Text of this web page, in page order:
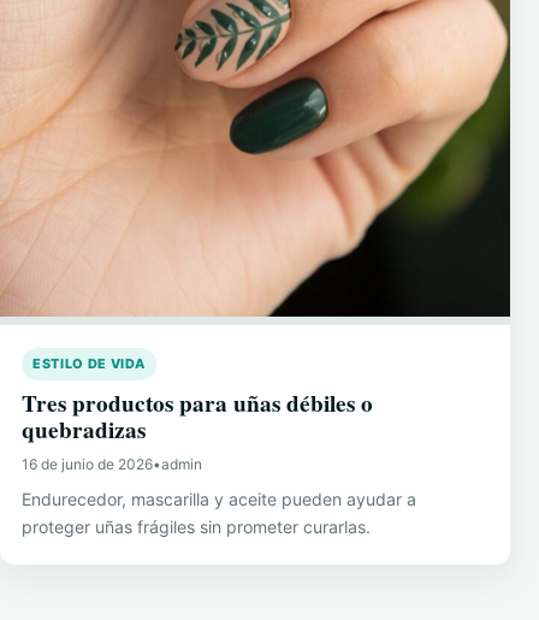
ESTILO DE VIDA
Tres productos para uñas débiles o
quebradizas
16 de junio de 2026•admin
Endurecedor, mascarilla y aceite pueden ayudar a
proteger uñas frágiles sin prometer curarlas.